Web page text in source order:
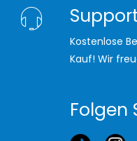
Kostenlose
Kauf! Wir
Folgen